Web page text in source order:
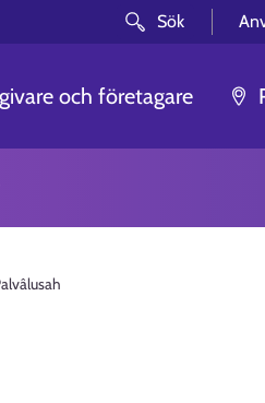
Sök
och företagare